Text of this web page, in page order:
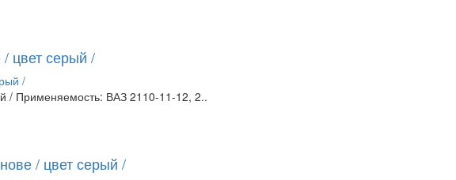
цвет серый /
/ Применяемость: ВАЗ 2110-11-12, 2..
/ цвет серый /